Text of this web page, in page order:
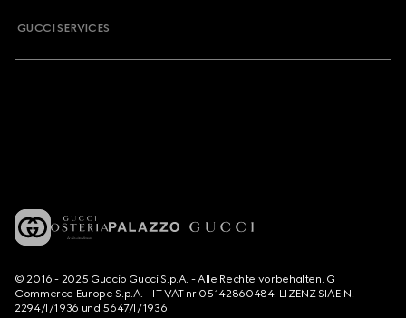
GUCCI SERVICES
© 2016 - 2025 Guccio Gucci S.p.A. - Alle Rechte vorbehalten. G
Commerce Europe S.p.A. - IT VAT nr 05142860484. LIZENZ SIAE N.
2294/I/1936 und 5647/I/1936